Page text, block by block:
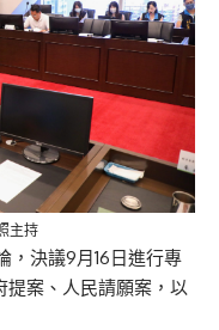
主持
，決議9月16日進行專
案、人民請願案，以